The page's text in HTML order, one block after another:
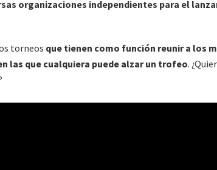
organizaciones independientes para el
torneos que tienen como función reunir a los
las que cualquiera puede alzar un trofeo.